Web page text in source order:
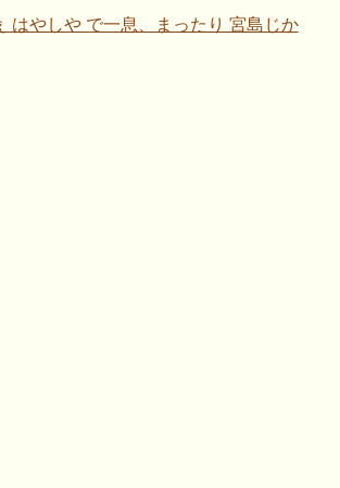
はやしや で一息、まったり 宮島じか